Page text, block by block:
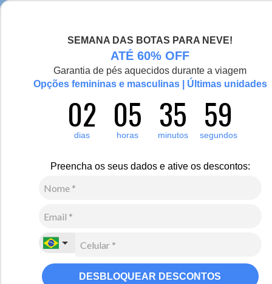
SEMANA DAS BOTAS PARA NEVE!
ATÉ 60% OFF
Garantia de pés aquecidos durante a viagem
Opções femininas e masculinas | Últimas unidades
02
dias 05
horas 35
minutos 59
segundos
Preencha os seus dados e ative os descontos:
DESBLOQUEAR DESCONTOS
Calçados Botas
Avaliações
Bota Feminina Kansas Anabela Conforto Forrada em
lã natural de carneiro Ref.:1630
00
Ver Parcelas